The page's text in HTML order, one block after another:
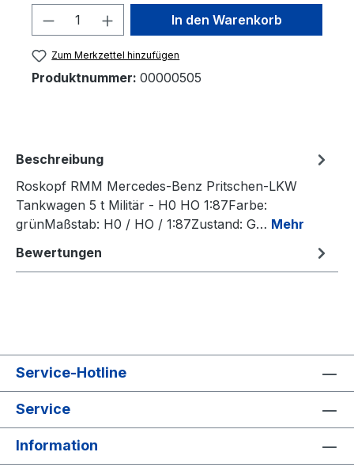
Produkt Anzahl: Gib den
In den Warenkorb
Zum Merkzettel hinzufügen
Produktnummer: 00000505
Beschreibung
Roskopf RMM Mercedes-​​​Benz Pritschen-​​​LKW
Tankwagen 5 t Militär - H0 HO 1:87Farbe:
grünMaßstab: H0 / HO / 1:87Zustand: G… Mehr
Bewertungen
Service-Hotline
Service
Information